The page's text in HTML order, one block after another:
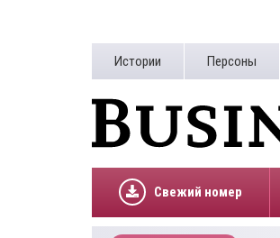
Истории Персоны
Свежий номер